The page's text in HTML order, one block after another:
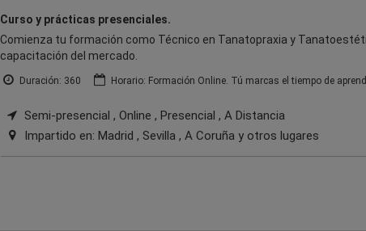
Curso y prácticas presenciales.
Comienza tu formación como Técnico en Tanatopraxia y
capacitación del mercado.
Duración: 360 Horario: Formación Online. Tú marcas el tiempo de
Semi-presencial , Online , Presencial , A Distancia
Impartido en: Madrid , Sevilla , A Coruña y otros lugares